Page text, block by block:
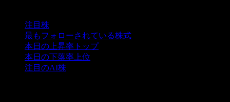
注目株
最もフォローされている株式
本日の上昇率トップ
本日の下落率上位
注目のAI株